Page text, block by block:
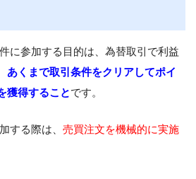
に参加する目的は、為替取引で利益
あくまで取引条件をクリアしてポイ
獲得することです。
する際は、 売買注文を機械的に実施